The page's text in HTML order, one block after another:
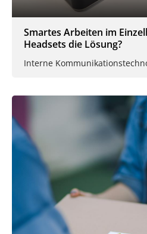
Smartes Arbeiten im
Headsets die Lösung?
Interne